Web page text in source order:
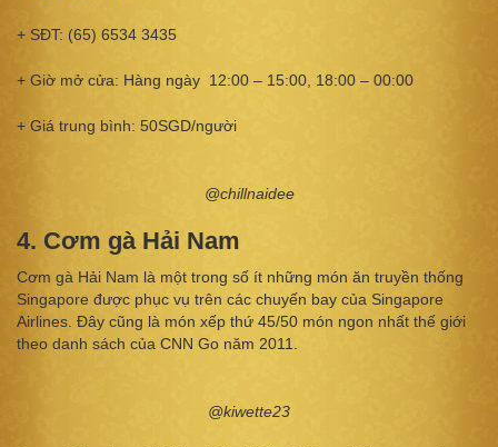
+ SĐT: (65) 6534 3435
+ Giờ mở cửa: Hàng ngày 12:00 – 15:00, 18:00 – 00:00
+ Giá trung bình: 50SGD/người
@chillnaidee
4. Cơm gà Hải Nam
Cơm gà Hải Nam là một trong số ít những món ăn truyền thống
Singapore được phục vụ trên các chuyến bay của Singapore
Airlines. Đây cũng là món xếp thứ 45/50 món ngon nhất thế giới
theo danh sách của CNN Go năm 2011.
@kiwette23